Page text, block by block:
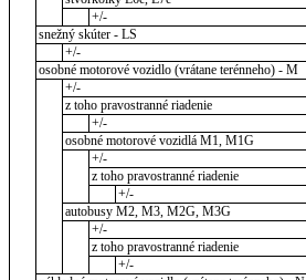
+/-
snežný skúter - LS
+/-
osobné motorové vozidlo (vrátane terénneho) - M
+/-
z toho pravostranné riadenie
+/-
osobné motorové vozidlá M1, M1G
+/-
z toho pravostranné riadenie
+/-
autobusy M2, M3, M2G, M3G
+/-
z toho pravostranné riadenie
+/-